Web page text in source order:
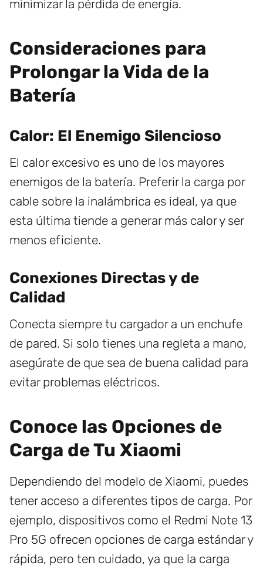
minimizar la pérdida de energía.
Consideraciones para
Prolongar la Vida de la
Batería
Calor: El Enemigo Silencioso
El calor excesivo es uno de los mayores
enemigos de la batería. Preferir la carga por
cable sobre la inalámbrica es ideal, ya que
esta última tiende a generar más calor y ser
menos eficiente.
Conexiones Directas y de
Calidad
Conecta siempre tu cargador a un enchufe
de pared. Si solo tienes una regleta a mano,
asegúrate de que sea de buena calidad para
evitar problemas eléctricos.
Conoce las Opciones de
Carga de Tu Xiaomi
Dependiendo del modelo de Xiaomi, puedes
tener acceso a diferentes tipos de carga. Por
ejemplo, dispositivos como el Redmi Note 13
Pro 5G ofrecen opciones de carga estándar y
rápida, pero ten cuidado, ya que la carga